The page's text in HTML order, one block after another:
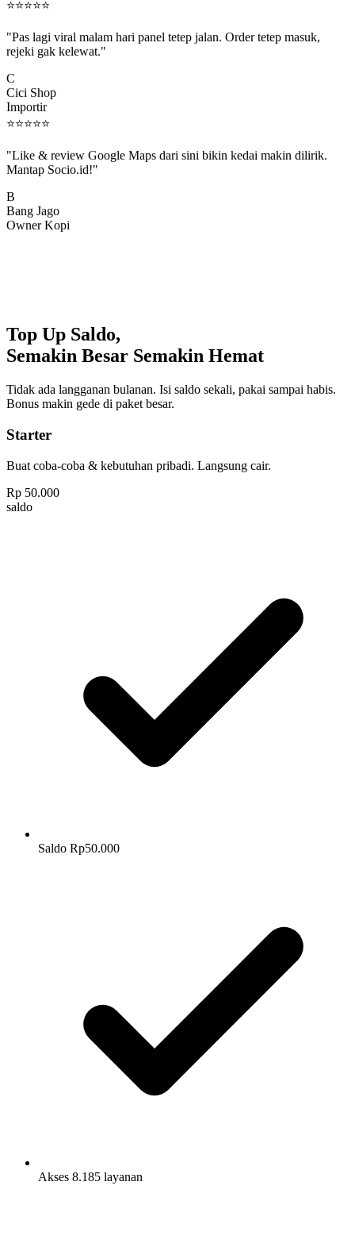
rejeki gak kelewat."
Cici Shop
Importir
⭐⭐⭐⭐⭐
Mantap Socio.id!"
Bang Jago
Owner Kopi
Top Up Saldo,
Semakin Besar Semakin Hemat
Tidak ada langganan bulanan. Isi saldo sekali, pakai sampai habis.
Bonus makin gede di paket besar.
Starter
Buat coba-coba & kebutuhan pribadi. Langsung cair.
Rp 50.000
saldo
Saldo Rp50.000
Akses 8.185 layanan